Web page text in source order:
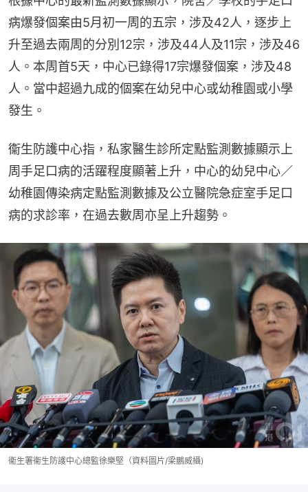
病爆發個案由5月初一周的五宗，涉及42人，逐步上
升至過去兩周的分別12宗，涉及44人及11宗，涉及46
人。本周首5天，中心已錄得17宗爆發個案，涉及48
人。當中超過九成的個案在幼兒中心或幼稚園或小學
發生。
衞生防護中心指，私家醫生診所定點監測數據顯示上
周手足口病的活躍程度顯著上升，中心的幼兒中心／
幼稚園傳染病定點監測數據及公立醫院急症室手足口
病的求診率，在過去數周亦呈上升趨勢。
衞生署衞生防護中心總監徐樂堅（資料圖片/梁鵬威攝)